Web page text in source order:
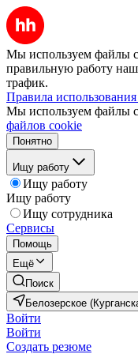
Мы используем файлы
правильную работу
трафик.
Правила
Мы используем файлы
файлов cookie
Понятно
Ищу работу
Ищу работу
Ищу работу
Ищу сотрудника
Сервисы
Помощь
Ещё
Поиск
Белозерское
Войти
Войти
Создать резюме